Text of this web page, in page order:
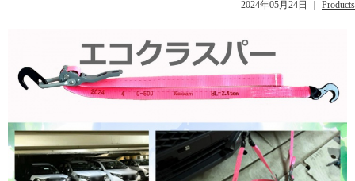
2024年05月24日 ｜ Products